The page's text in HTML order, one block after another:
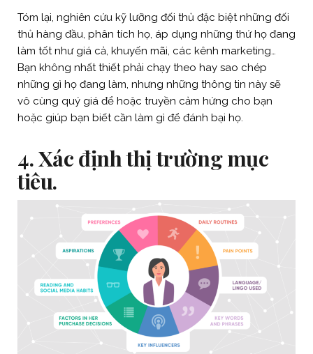
Tóm lại, nghiên cứu kỹ lưỡng đối thủ đặc biệt những đối
thủ hàng đầu, phân tích họ, áp dụng những thứ họ đang
làm tốt như giá cả, khuyến mãi, các kênh marketing…
Bạn không nhất thiết phải chạy theo hay sao chép
những gì họ đang làm, nhưng những thông tin này sẽ
vô cùng quý giá để hoặc truyền cảm hứng cho bạn
hoặc giúp bạn biết cần làm gì để đánh bại họ.
4.Xác định thị trường mục
tiêu.